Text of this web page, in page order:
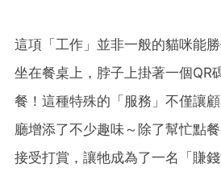
這項「工作」並非一般的貓咪能
坐在餐桌上，脖子上掛著一個QR
餐！這種特殊的「服務」不僅讓
廳增添了不少趣味～除了幫忙點
接受打賞，讓牠成為了一名「賺錢